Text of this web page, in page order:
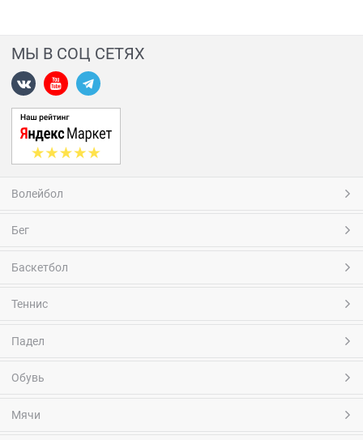
МЫ В СОЦ СЕТЯХ
Волейбол
Бег
Баскетбол
Теннис
Падел
Обувь
Мячи